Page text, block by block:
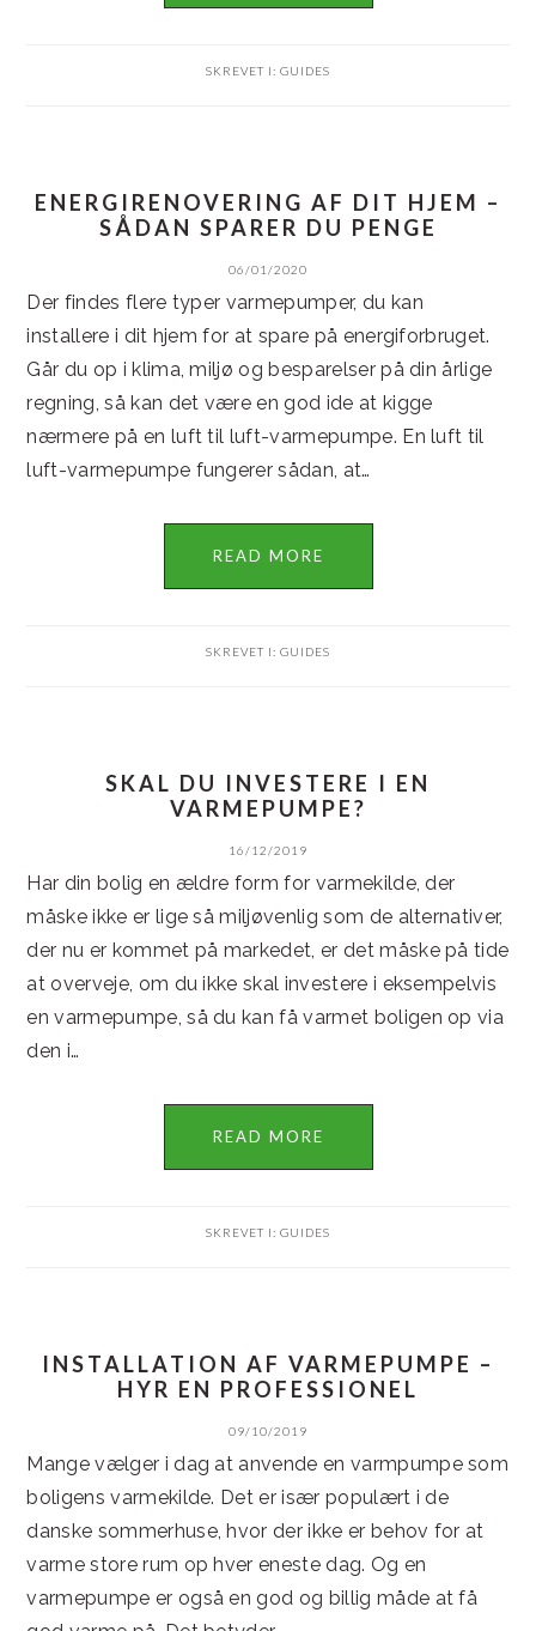
SKREVET I: GUIDES
ENERGIRENOVERING AF DIT HJEM –
SÅDAN SPARER DU PENGE
06/01/2020
Der findes flere typer varmepumper, du kan
installere i dit hjem for at spare på energiforbruget.
Går du op i klima, miljø og besparelser på din årlige
regning, så kan det være en god ide at kigge
nærmere på en luft til luft-varmepumpe. En luft til
luft-varmepumpe fungerer sådan, at…
READ MORE
SKREVET I: GUIDES
SKAL DU INVESTERE I EN
VARMEPUMPE?
16/12/2019
Har din bolig en ældre form for varmekilde, der
måske ikke er lige så miljøvenlig som de alternativer,
der nu er kommet på markedet, er det måske på tide
at overveje, om du ikke skal investere i eksempelvis
en varmepumpe, så du kan få varmet boligen op via
den i…
READ MORE
SKREVET I: GUIDES
INSTALLATION AF VARMEPUMPE –
HYR EN PROFESSIONEL
09/10/2019
Mange vælger i dag at anvende en varmpumpe som
boligens varmekilde. Det er især populært i de
danske sommerhuse, hvor der ikke er behov for at
varme store rum op hver eneste dag. Og en
varmepumpe er også en god og billig måde at få